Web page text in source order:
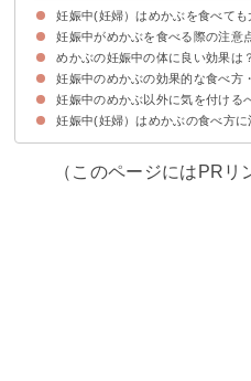
妊娠中(妊婦）はめかぶを食べても
妊娠中(妊婦）はめかぶは食べ方
妊娠中がめかぶを食べる際の注意
①食べ過ぎない
②1日あたりのヨウ素の摂取量に注
妊娠中のめかぶの適量は1日あた
めかぶの妊娠中の体に良い効果は？
①便秘予防
②高血圧予防・コレステロール値
③免疫力の向上
妊娠中のめかぶの効果的な食べ方
①油を加える
②炒め物にする
③カルシウムが豊富な食材と一緒
妊娠中のめかぶ以外に気を付ける
妊娠中(妊婦）はめかぶの食べ方に
（このページにはPRリ